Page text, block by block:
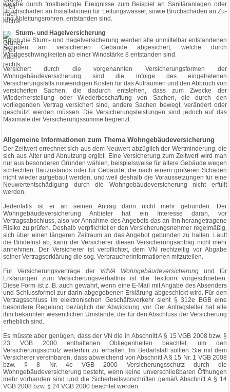
welche durch frostbedingte Ereignisse zum Beispiel an Sanitäranlagen oder
Bruchschäden an Installationen für Leitungswasser, sowie Bruchschäden an Zu-
und Ableitungsrohren, entstanden sind.
Sturm- und Hagelversicherung
Durch die Sturm- und Hagelversicherung werden alle unmittelbar entstandenen
Schäden am versicherten Gebäude abgesichert, welche durch
Windgeschwingikeiten ab einer Windstärke 8 entstanden sind.
Versichert durch die vorgenannten Versicherungsformen der
Wohngebäudeversicherung sind die infolge des eingetretenen
Versicherungsfalls notwendigen Kosten für das Aufräumen und den Abbruch von
versicherten Sachen, die dadurch entstehen, dass zum Zwecke der
Wiederherstellung oder Wiederbeschaffung von Sachen, die durch den
vorliegenden Vertrag versichert sind, andere Sachen bewegt, verändert oder
geschützt werden müssen. Die Versicherungsleistungen sind jedoch auf das
Maximale der Versicherungssumme begrenzt.
Allgemeine Informationen zum Thema Wohngebäudeversicherung
Der Zeitwert errechnet sich aus dem Neuwert abzüglich der Wertminderung, die
sich aus Alter und Abnutzung ergibt. Eine Versicherung zum Zeitwert wird man
nur aus besonderen Gründen wählen, beispielsweise für ältere Gebäude wegen
schlechten Bauzustands oder für Gebäude, die nach einem größeren Schaden
nicht wieder aufgebaut werden, und weil deshalb die Voraussetzungen für eine
Neuwertentschädigung durch die Wohngebäudeversicherung nicht erfüllt
werden.
Jedenfalls ist er an seinen Antrag dann nicht mehr gebunden. Der
Wohngebäudeversicherung Anbieter hat ein Interesse daran, vor
Vertragsabschluss, also vor Annahme des Angebots das an ihn herangetragene
Risiko zu prüfen. Deshalb verpflichtet er den Versicherungsnehmer regelmäßig,
sich über einen längeren Zeitraum an das Angebot gebunden zu halten. Läuft
die Bindefrist ab, kann der Versicherer diesen Versicherungsantrag nicht mehr
annehmen. Der Versicherer ist verpflichtet, dem VN rechtzeitig vor Abgabe
seiner Vertragserklärung die sog. Verbraucherinformationen mitzuteilen.
Für Versicherungsverträge der VdVA Wohngebäudeversicherung und für
Erklärungen zum Versicherungsverhältnis ist die Textform vorgeschrieben.
Diese Form ist z. B. auch gewahrt, wenn eine E-Mail mit Angabe des Absenders
und Schlussformel zur darin abgegebenen Erklärung abgeschickt wird. Für den
Vertragsschluss im elektronischen Geschäftsverkehr sieht § 312e BGB eine
besondere Regelung bezüglich der Abwicklung vor. Der Antragsteller hat alle
ihm bekannten wesentlichen Umstände, die für den Abschluss der Versicherung
erheblich sind.
Es müsste aber genügen, dass der VN die in Abschnitt A § 15 VGB 2008 bzw. §
23 VGB 2000 enthaltenen Obliegenheiten beachtet, um den
Versicherungsschutz weiterhin zu erhalten. Im Bedarfsfall sollten Sie mit dem
Versicherer vereinbaren, dass abweichend von Abschnitt A § 15 Nr. 1 VGB 2008
bzw. § 8 Nr. 4e VGB 2000 Versicherungsschutz durch die
Wohngebäudeversicherung besteht, wenn keine unverschließbaren Öffnungen
mehr vorhanden sind und die Sicherheitsvorschriften gemäß Abschnitt A § 14
VGB 2008 bzw. § 24 VGB 2000 beachtet werden.